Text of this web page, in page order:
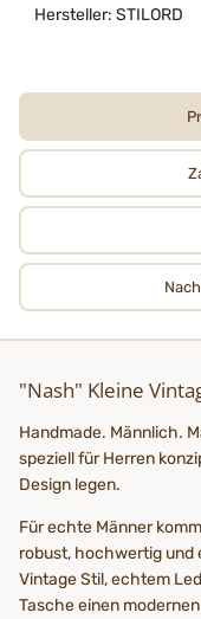
Hersteller: STILORD
"Nash" Kleine
Handmade. Männlich.
speziell für Herren
Design legen.
Für echte Männer
robust, hochwertig und
Vintage Stil, echtem
Tasche einen